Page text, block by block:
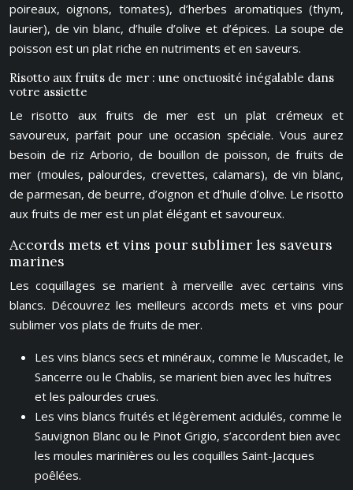
poireaux, oignons, tomates), d’herbes aromatiques (thym,
laurier), de vin blanc, d’huile d’olive et d’épices. La soupe de
poisson est un plat riche en nutriments et en saveurs.
Risotto aux fruits de mer : une onctuosité inégalable dans
votre assiette
Le risotto aux fruits de mer est un plat crémeux et
savoureux, parfait pour une occasion spéciale. Vous aurez
besoin de riz Arborio, de bouillon de poisson, de fruits de
mer (moules, palourdes, crevettes, calamars), de vin blanc,
de parmesan, de beurre, d’oignon et d’huile d’olive. Le risotto
aux fruits de mer est un plat élégant et savoureux.
Accords mets et vins pour sublimer les saveurs
marines
Les coquillages se marient à merveille avec certains vins
blancs. Découvrez les meilleurs accords mets et vins pour
sublimer vos plats de fruits de mer.
Les vins blancs secs et minéraux, comme le Muscadet, le
Sancerre ou le Chablis, se marient bien avec les huîtres
et les palourdes crues.
Les vins blancs fruités et légèrement acidulés, comme le
Sauvignon Blanc ou le Pinot Grigio, s’accordent bien avec
les moules marinières ou les coquilles Saint-Jacques
poêlées.